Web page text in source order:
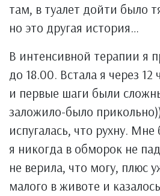
там, в туалет дойти было
но это другая история…
В интенсивной терапии я
до 18.00. Встала я через 12
и первые шаги были
заложило-было
испугалась, что рухну.
я никогда в обморок не
не верила, что могу, плюс
малого в животе и